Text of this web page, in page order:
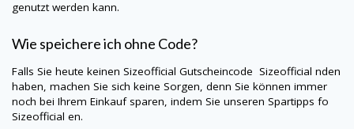
genutzt werden kann.
Wie speichere ich ohne Code?
Falls Sie heute keinen Sizeofficial Gutscheincode Sizeofficial nden
haben, machen Sie sich keine Sorgen, denn Sie können immer
noch bei Ihrem Einkauf sparen, indem Sie unseren Spartipps fo
Sizeofficial en.